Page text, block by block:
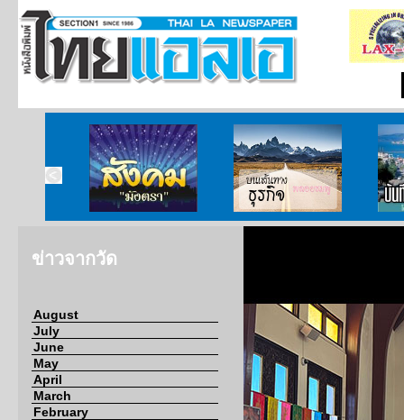
สังคมมังตรา บนเส้นทางธุรกิจ บั
ข่าวจากวัด
August
July
June
May
April
March
February